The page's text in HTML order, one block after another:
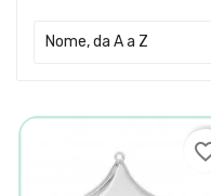
Nome, da A a Z